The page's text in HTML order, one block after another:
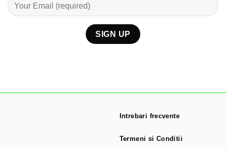
Intrebari frecvente
Termeni si Conditii